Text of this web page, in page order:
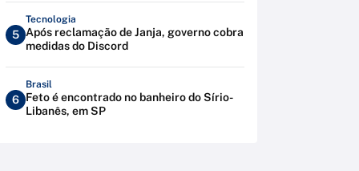
5
Tecnologia
Após reclamação de Janja, governo cobra
medidas do Discord
6
Brasil
Feto é encontrado no banheiro do Sírio-
Libanês, em SP